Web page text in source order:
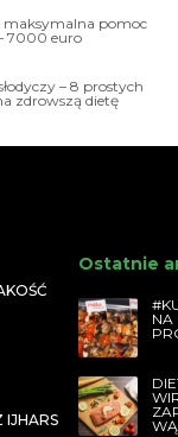
maksymalna pomoc
7000 euro
– 8 prostych
zdrowszą dietę
IJHARS
Ostatnie
NA